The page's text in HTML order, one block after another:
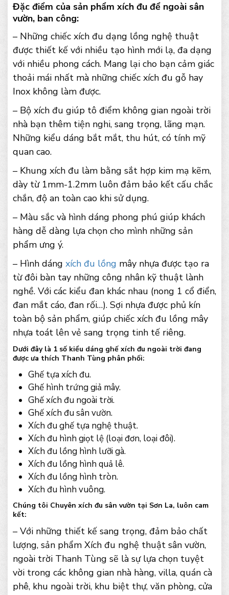
Đặc điểm của sản phẩm xích đu để ngoài sân
vườn, ban công:
– Những chiếc xích đu dạng lồng nghệ thuật
được thiết kế với nhiều tạo hình mới lạ, đa dạng
với nhiều phong cách. Mang lại cho bạn cảm giác
thoải mái nhất mà những chiếc xích đu gỗ hay
Inox không làm được.
– Bộ xích đu giúp tô điểm không gian ngoài trời
nhà bạn thêm tiện nghi, sang trọng, lãng mạn.
Những kiểu dáng bắt mắt, thu hút, có tính mỹ
quan cao.
– Khung xích đu làm bằng sắt hợp kim mạ kẽm,
dày từ 1mm-1.2mm luôn đảm bảo kết cấu chắc
chắn, độ an toàn cao khi sử dụng.
– Màu sắc và hình dáng phong phú giúp khách
hàng dễ dàng lựa chọn cho mình những sản
phẩm ưng ý.
– Hình dáng xích đu lồng mây nhựa được tạo ra
từ đôi bàn tay những công nhân kỹ thuật lành
nghề. Với các kiểu đan khác nhau (nong 1 cổ điển,
đan mắt cáo, đan rối…). Sợi nhựa được phủ kín
toàn bộ sản phẩm, giúp chiếc xích đu lồng mây
nhựa toát lên vẻ sang trọng tinh tế riêng.
Dưới đây là 1 số kiểu dáng ghế xích đu ngoài trời đang
được ưa thích Thanh Tùng phân phối:
Ghế tựa xích đu.
Ghế hình trứng giả mây.
Ghế xích đu ngoài trời.
Ghế xích đu sân vườn.
Xích đu ghế tựa nghệ thuật.
Xích đu hình giọt lệ (loại đơn, loại đôi).
Xích đu lồng hình lưỡi gà.
Xích đu lồng hình quả lê.
Xích đu lồng hình tròn.
Xích đu hình vuông.
Chúng tôi Chuyên xích đu sân vườn tại Sơn La, luôn cam
kết:
– Với những thiết kế sang trọng, đảm bảo chất
lượng, sản phẩm Xích đu nghệ thuật sân vườn,
ngoài trời Thanh Tùng sẽ là sự lựa chọn tuyệt
vời trong các không gian nhà hàng, villa, quán cà
phê, khu ngoài trời, khu biệt thự, văn phòng, cửa